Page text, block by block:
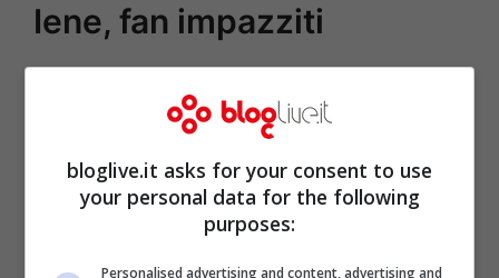
Iene, fan impazziti
bloglive.it asks for your consent to use
your personal data for the following
purposes:
Personalised advertising and content, advertising and